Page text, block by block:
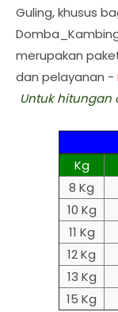
Guling, khusus
merupakan
dan pelayanan -
Untuk hitungan
Kg
8 Kg
10 Kg
11 Kg
12 Kg
13 Kg
15 Kg